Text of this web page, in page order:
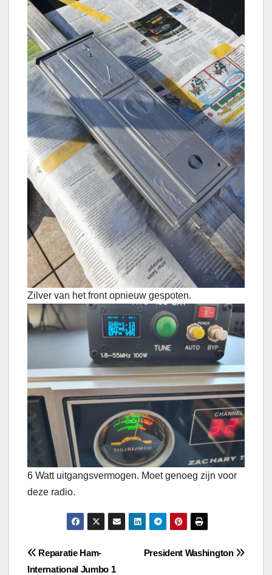
Zilver van het front opnieuw gespoten.
6 Watt uitgangsvermogen. Moet genoeg zijn voor
deze radio.
Bericht
President Washington
Reparatie Ham-
International Jumbo 1